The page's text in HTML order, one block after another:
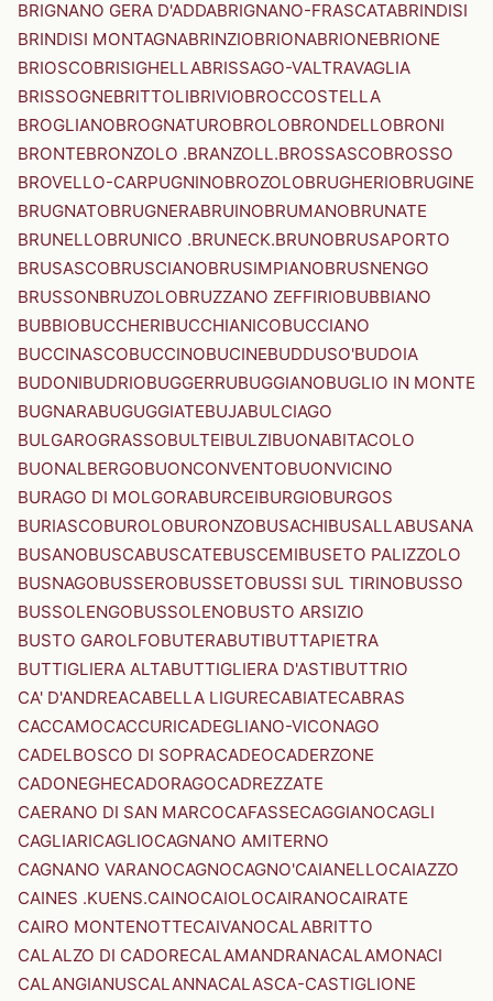
BRIGNANO GERA D'ADDABRIGNANO-FRASCATABRINDISI
BRINDISI MONTAGNABRINZIOBRIONABRIONEBRIONE
BRIOSCOBRISIGHELLABRISSAGO-VALTRAVAGLIA
BRISSOGNEBRITTOLIBRIVIOBROCCOSTELLA
BROGLIANOBROGNATUROBROLOBRONDELLOBRONI
BRONTEBRONZOLO .BRANZOLL.BROSSASCOBROSSO
BROVELLO-CARPUGNINOBROZOLOBRUGHERIOBRUGINE
BRUGNATOBRUGNERABRUINOBRUMANOBRUNATE
BRUNELLOBRUNICO .BRUNECK.BRUNOBRUSAPORTO
BRUSASCOBRUSCIANOBRUSIMPIANOBRUSNENGO
BRUSSONBRUZOLOBRUZZANO ZEFFIRIOBUBBIANO
BUBBIOBUCCHERIBUCCHIANICOBUCCIANO
BUCCINASCOBUCCINOBUCINEBUDDUSO'BUDOIA
BUDONIBUDRIOBUGGERRUBUGGIANOBUGLIO IN MONTE
BUGNARABUGUGGIATEBUJABULCIAGO
BULGAROGRASSOBULTEIBULZIBUONABITACOLO
BUONALBERGOBUONCONVENTOBUONVICINO
BURAGO DI MOLGORABURCEIBURGIOBURGOS
BURIASCOBUROLOBURONZOBUSACHIBUSALLABUSANA
BUSANOBUSCABUSCATEBUSCEMIBUSETO PALIZZOLO
BUSNAGOBUSSEROBUSSETOBUSSI SUL TIRINOBUSSO
BUSSOLENGOBUSSOLENOBUSTO ARSIZIO
BUSTO GAROLFOBUTERABUTIBUTTAPIETRA
BUTTIGLIERA ALTABUTTIGLIERA D'ASTIBUTTRIO
CA' D'ANDREACABELLA LIGURECABIATECABRAS
CACCAMOCACCURICADEGLIANO-VICONAGO
CADELBOSCO DI SOPRACADEOCADERZONE
CADONEGHECADORAGOCADREZZATE
CAERANO DI SAN MARCOCAFASSECAGGIANOCAGLI
CAGLIARICAGLIOCAGNANO AMITERNO
CAGNANO VARANOCAGNOCAGNO'CAIANELLOCAIAZZO
CAINES .KUENS.CAINOCAIOLOCAIRANOCAIRATE
CAIRO MONTENOTTECAIVANOCALABRITTO
CALALZO DI CADORECALAMANDRANACALAMONACI
CALANGIANUSCALANNACALASCA-CASTIGLIONE